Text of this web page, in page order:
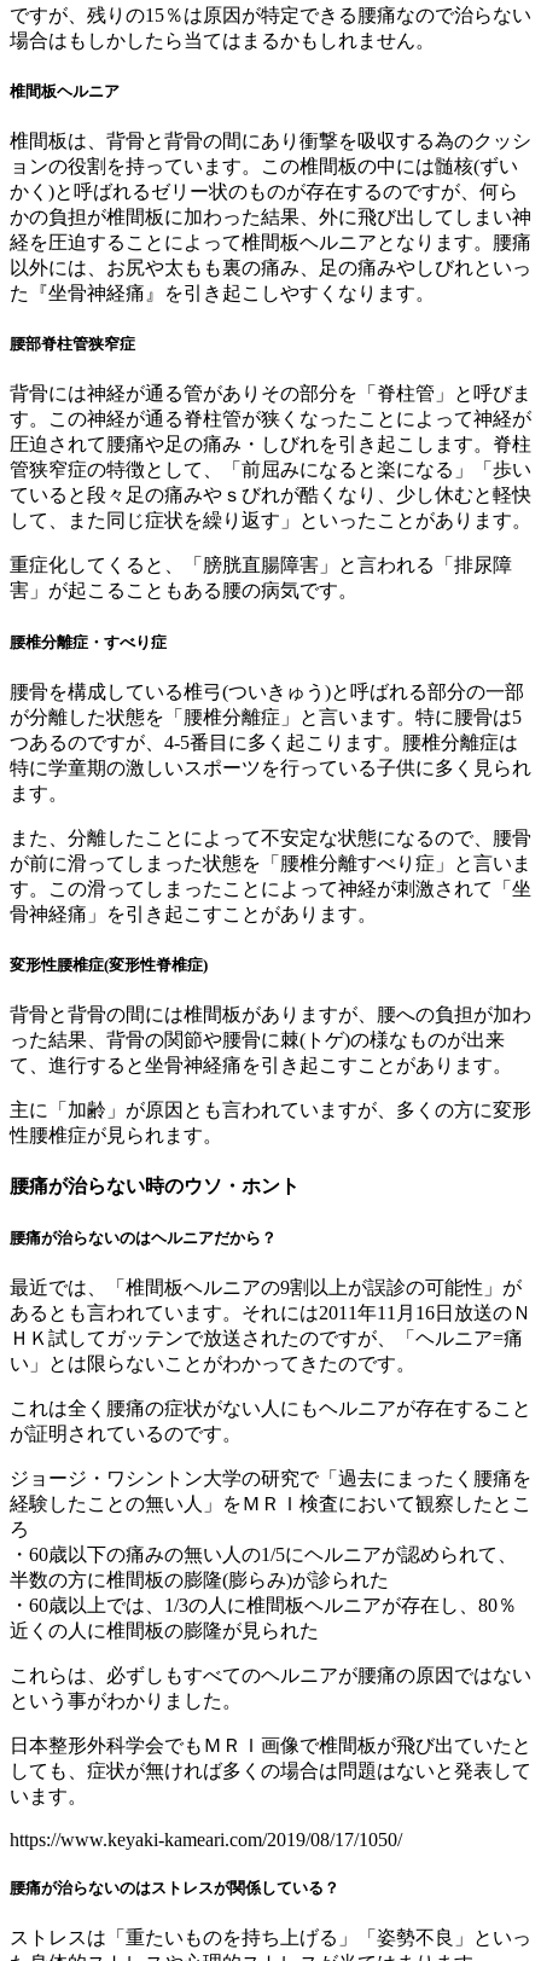
ですが、残りの15％は原因が特定できる腰痛なので治らない
場合はもしかしたら当てはまるかもしれません。
椎間板ヘルニア
椎間板は、背骨と背骨の間にあり衝撃を吸収する為のクッシ
ョンの役割を持っています。この椎間板の中には髄核(ずい
かく)と呼ばれるゼリー状のものが存在するのですが、何ら
かの負担が椎間板に加わった結果、外に飛び出してしまい神
経を圧迫することによって椎間板ヘルニアとなります。腰痛
以外には、お尻や太もも裏の痛み、足の痛みやしびれといっ
た『坐骨神経痛』を引き起こしやすくなります。
腰部脊柱管狭窄症
背骨には神経が通る管がありその部分を「脊柱管」と呼びま
す。この神経が通る脊柱管が狭くなったことによって神経が
圧迫されて腰痛や足の痛み・しびれを引き起こします。脊柱
管狭窄症の特徴として、「前屈みになると楽になる」「歩い
ていると段々足の痛みやｓびれが酷くなり、少し休むと軽快
して、また同じ症状を繰り返す」といったことがあります。
重症化してくると、「膀胱直腸障害」と言われる「排尿障
害」が起こることもある腰の病気です。
腰椎分離症・すべり症
腰骨を構成している椎弓(ついきゅう)と呼ばれる部分の一部
が分離した状態を「腰椎分離症」と言います。特に腰骨は5
つあるのですが、4-5番目に多く起こります。腰椎分離症は
特に学童期の激しいスポーツを行っている子供に多く見られ
ます。
また、分離したことによって不安定な状態になるので、腰骨
が前に滑ってしまった状態を「腰椎分離すべり症」と言いま
す。この滑ってしまったことによって神経が刺激されて「坐
骨神経痛」を引き起こすことがあります。
変形性腰椎症(変形性脊椎症)
背骨と背骨の間には椎間板がありますが、腰への負担が加わ
った結果、背骨の関節や腰骨に棘(トゲ)の様なものが出来
て、進行すると坐骨神経痛を引き起こすことがあります。
主に「加齢」が原因とも言われていますが、多くの方に変形
性腰椎症が見られます。
腰痛が治らない時のウソ・ホント
腰痛が治らないのはヘルニアだから？
最近では、「椎間板ヘルニアの9割以上が誤診の可能性」が
あるとも言われています。それには2011年11月16日放送のＮ
ＨＫ試してガッテンで放送されたのですが、「ヘルニア=痛
い」とは限らないことがわかってきたのです。
これは全く腰痛の症状がない人にもヘルニアが存在すること
が証明されているのです。
ジョージ・ワシントン大学の研究で「過去にまったく腰痛を
経験したことの無い人」をＭＲＩ検査において観察したとこ
ろ
・60歳以下の痛みの無い人の1/5にヘルニアが認められて、
半数の方に椎間板の膨隆(膨らみ)が診られた
・60歳以上では、1/3の人に椎間板ヘルニアが存在し、80％
近くの人に椎間板の膨隆が見られた
これらは、必ずしもすべてのヘルニアが腰痛の原因ではない
という事がわかりました。
日本整形外科学会でもＭＲＩ画像で椎間板が飛び出ていたと
しても、症状が無ければ多くの場合は問題はないと発表して
います。
https://www.keyaki-kameari.com/2019/08/17/1050/
腰痛が治らないのはストレスが関係している？
ストレスは「重たいものを持ち上げる」「姿勢不良」といっ